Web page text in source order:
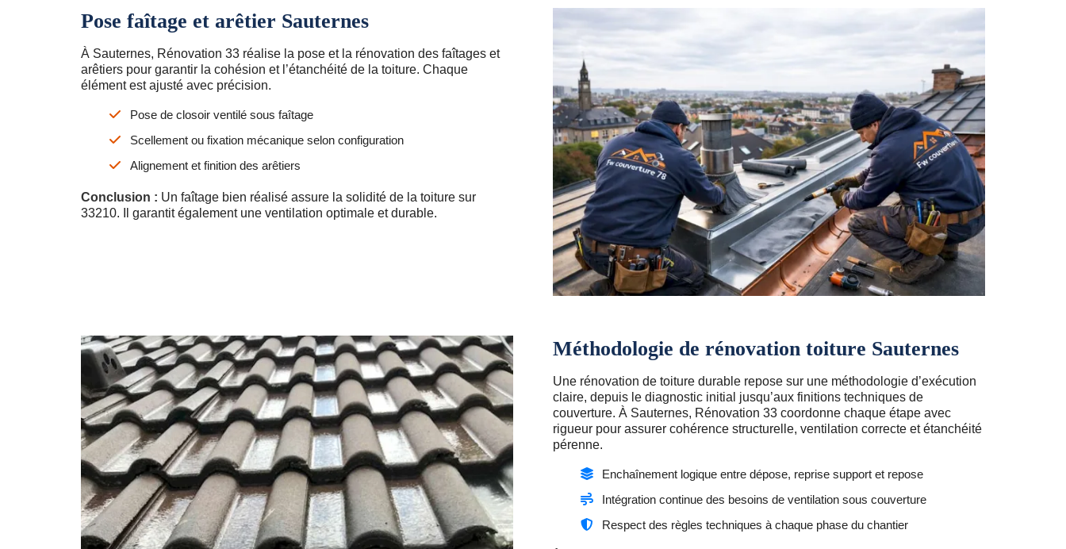
Pose faîtage et arêtier Sauternes
À Sauternes, Rénovation 33 réalise la pose et la rénovation des faîtages et
arêtiers pour garantir la cohésion et l’étanchéité de la toiture. Chaque
élément est ajusté avec précision.
Pose de closoir ventilé sous faîtage
Scellement ou fixation mécanique selon configuration
Alignement et finition des arêtiers
Conclusion : Un faîtage bien réalisé assure la solidité de la toiture sur
33210. Il garantit également une ventilation optimale et durable.
Méthodologie de rénovation toiture Sauternes
Une rénovation de toiture durable repose sur une méthodologie d’exécution
claire, depuis le diagnostic initial jusqu’aux finitions techniques de
couverture. À Sauternes, Rénovation 33 coordonne chaque étape avec
rigueur pour assurer cohérence structurelle, ventilation correcte et étanchéité
pérenne.
Enchaînement logique entre dépose, reprise support et repose
Intégration continue des besoins de ventilation sous couverture
Respect des règles techniques à chaque phase du chantier